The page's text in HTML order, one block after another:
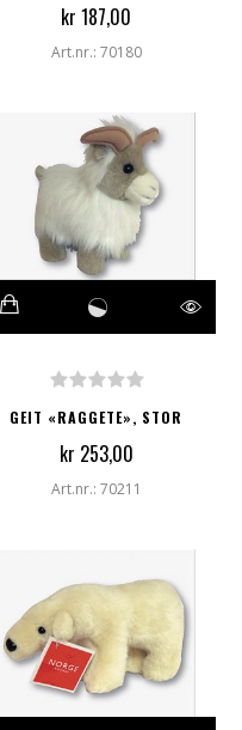
kr 187,00
Art.nr.: 70180
GEIT «RAGGETE», STOR
kr 253,00
Art.nr.: 70211